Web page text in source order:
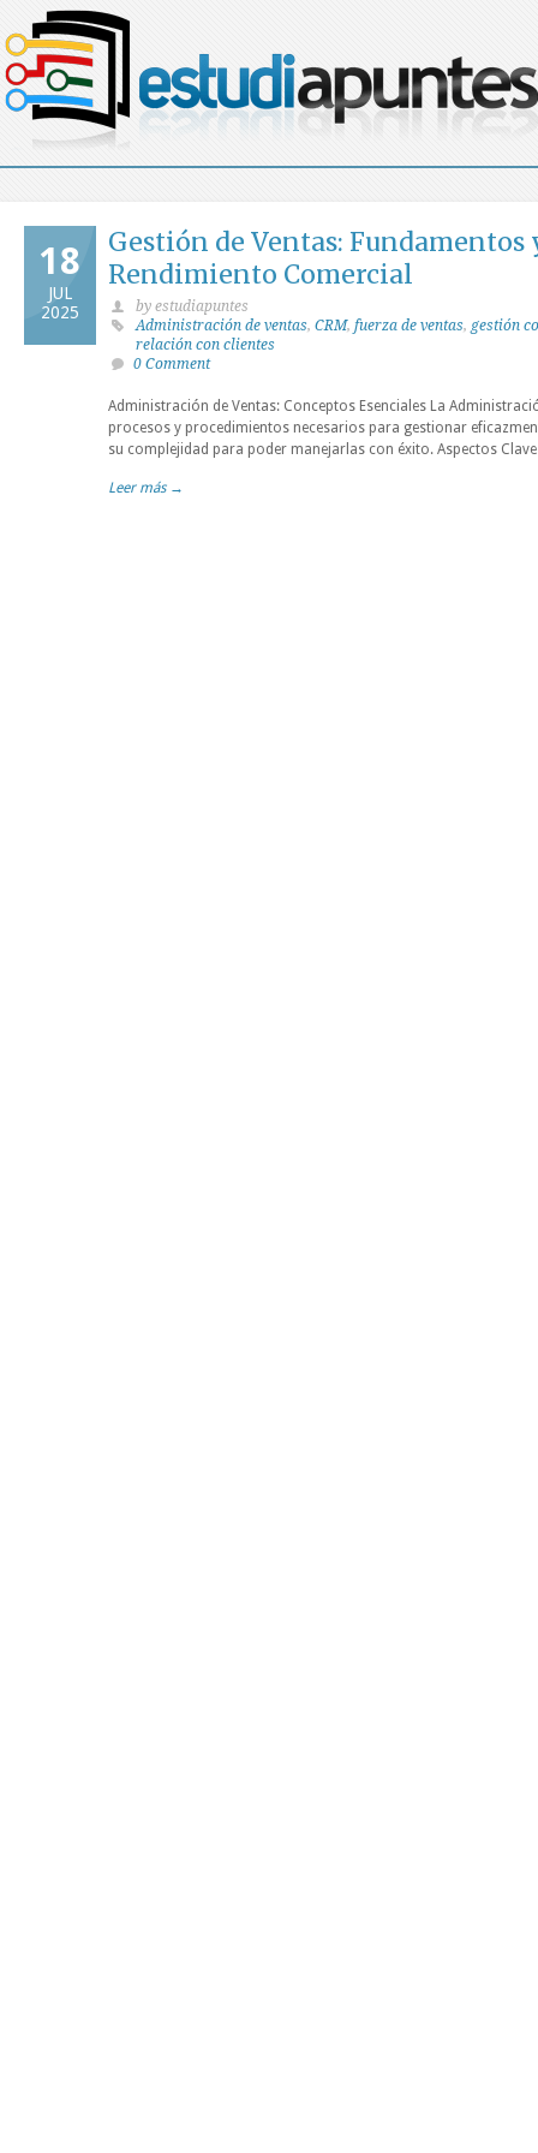
18
JUL
2025
Gestión de Ventas: Fundamentos
Rendimiento Comercial
by estudiapuntes
Administración de ventas, CRM, fuerza de ventas, gestión
relación con clientes
0 Comment
Administración de Ventas: Conceptos Esenciales La
procesos y procedimientos necesarios para gestionar
su complejidad para poder manejarlas con éxito. Aspectos Clave
Leer más →